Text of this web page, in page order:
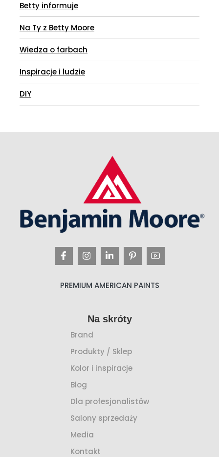
Betty informuje
Na Ty z Betty Moore
Wiedza o farbach
Inspiracje i ludzie
DIY
PREMIUM AMERICAN PAINTS
Na skróty
Brand
Produkty / Sklep
Kolor i inspiracje
Blog
Dla profesjonalistów
Salony sprzedaży
Media
Kontakt